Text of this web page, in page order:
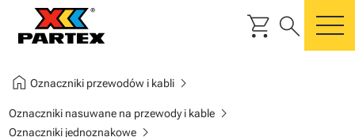
shopping_cart search
home Oznaczniki przewodów i kablichevron_right
Oznaczniki nasuwane na przewody i kablechevron_right
Oznaczniki jednoznakowechevron_right